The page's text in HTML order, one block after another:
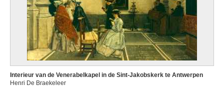
Interieur van de Venerabelkapel in de Sint-Jakobskerk te Antwerpen
Henri De Braekeleer